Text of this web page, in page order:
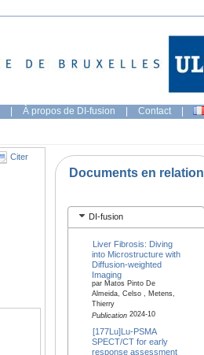
| À propos de DI-fusion | Contact |
Citer
Documents en relation
DI-fusion
Liver Fibrosis: Diving
into Microstructure with
Diffusion-weighted
Imaging
par Matos Pinto De
Almeida, Celso , Metens,
Thierry
Publication2024-10
[177Lu]Lu-PSMA
SPECT/CT for early
response assessment